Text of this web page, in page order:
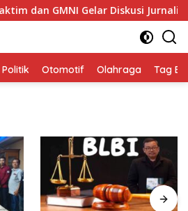
Gelar Diskusi Jurnalistik, Dorong
Politik Otomotif Olahraga Tag